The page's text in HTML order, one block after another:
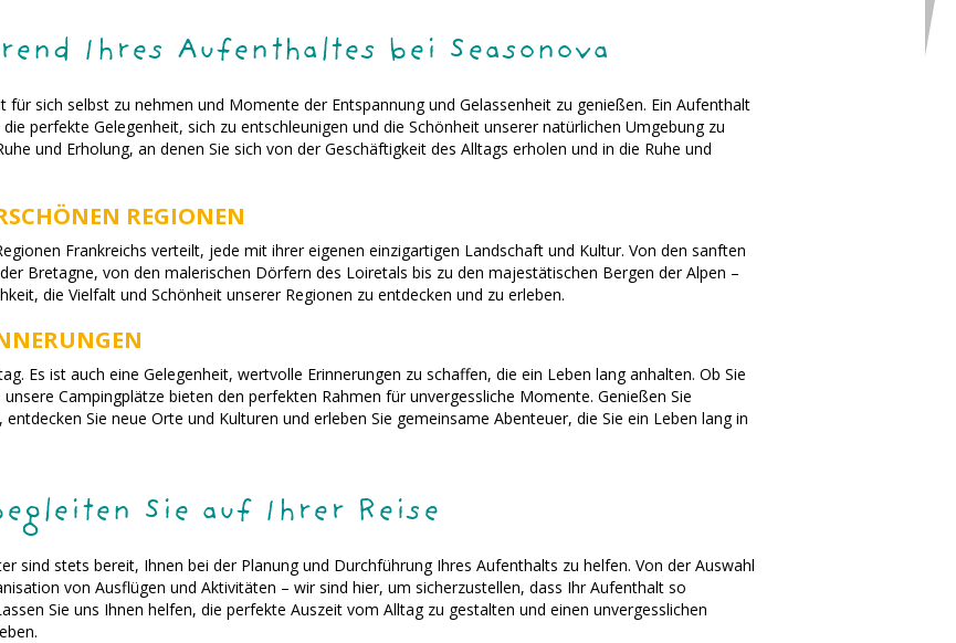
Ihres Aufenthaltes bei Seasonova
für sich selbst zu nehmen und Momente der Entspannung und Gelassenheit zu genießen. Ein Aufenthalt
perfekte Gelegenheit, sich zu entschleunigen und die Schönheit unserer natürlichen Umgebung zu
und Erholung, an denen Sie sich von der Geschäftigkeit des Alltags erholen und in die Ruhe und
REGIONEN
Frankreichs verteilt, jede mit ihrer eigenen einzigartigen Landschaft und Kultur. Von den sanften
Bretagne, von den malerischen Dörfern des Loiretals bis zu den majestätischen Bergen der Alpen –
die Vielfalt und Schönheit unserer Regionen zu entdecken und zu erleben.
Es ist auch eine Gelegenheit, wertvolle Erinnerungen zu schaffen, die ein Leben lang anhalten. Ob Sie
Campingplätze bieten den perfekten Rahmen für unvergessliche Momente. Genießen Sie
Sie neue Orte und Kulturen und erleben Sie gemeinsame Abenteuer, die Sie ein Leben lang in
Sie auf Ihrer Reise
sind stets bereit, Ihnen bei der Planung und Durchführung Ihres Aufenthalts zu helfen. Von der Auswahl
von Ausflügen und Aktivitäten – wir sind hier, um sicherzustellen, dass Ihr Aufenthalt so
Sie uns Ihnen helfen, die perfekte Auszeit vom Alltag zu gestalten und einen unvergesslichen